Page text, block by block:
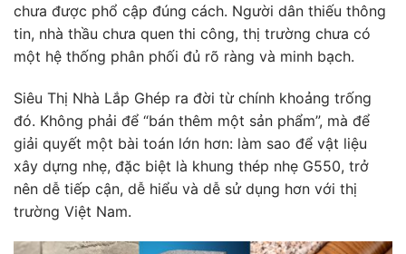
chưa được phổ cập đúng cách. Người dân thiếu thông
tin, nhà thầu chưa quen thi công, thị trường chưa có
một hệ thống phân phối đủ rõ ràng và minh bạch.
Siêu Thị Nhà Lắp Ghép ra đời từ chính khoảng trống
đó. Không phải để “bán thêm một sản phẩm”, mà để
giải quyết một bài toán lớn hơn: làm sao để vật liệu
xây dựng nhẹ, đặc biệt là khung thép nhẹ G550, trở
nên dễ tiếp cận, dễ hiểu và dễ sử dụng hơn với thị
trường Việt Nam.